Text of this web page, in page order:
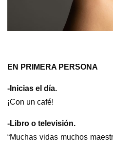
EN PRIMERA PERSONA
-Inicias el día.
¡Con un café!
-Libro o televisión.
“Muchas vidas muchos